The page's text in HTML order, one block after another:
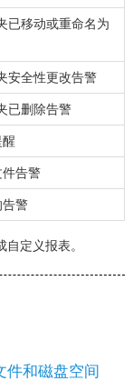
已移动或重命名为
安全性更改告警
已删除告警
告警
告警
定义报表。
件和磁盘空间